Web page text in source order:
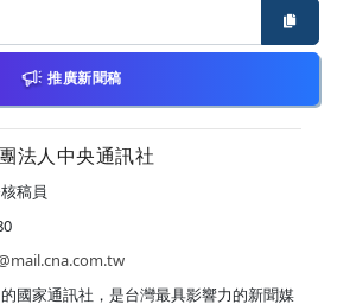
推廣新聞稿
法人中央通訊社
稿員
國家通訊社，是台灣最具影響力的新聞媒